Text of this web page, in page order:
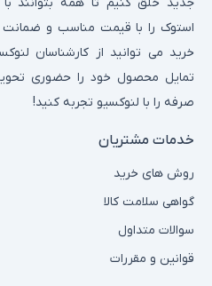
استوک را با قیمت مناسب و ضمانت
خرید می توانید از کارشناسان
تمایل محصول خود را حضوری
صرفه را با لنوکسیو تجربه کنید!
خدمات مشتریان
روش های خرید
گواهی سلامت کالا
سوالات متداول
قوانین و مقررات